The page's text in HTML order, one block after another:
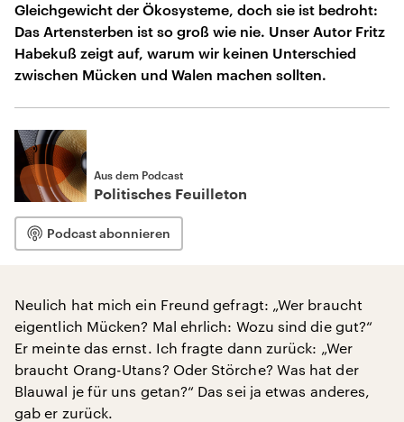
Gleichgewicht der Ökosysteme, doch sie ist bedroht:
Das Artensterben ist so groß wie nie. Unser Autor Fritz
Habekuß zeigt auf, warum wir keinen Unterschied
zwischen Mücken und Walen machen sollten.
Aus dem Podcast
Politisches Feuilleton
Podcast abonnieren
Neulich hat mich ein Freund gefragt: „Wer braucht
eigentlich Mücken? Mal ehrlich: Wozu sind die gut?“
Er meinte das ernst. Ich fragte dann zurück: „Wer
braucht Orang-Utans? Oder Störche? Was hat der
Blauwal je für uns getan?“ Das sei ja etwas anderes,
gab er zurück.